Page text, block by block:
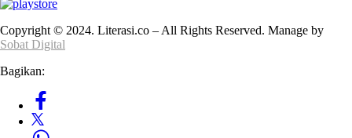
Copyright © 2024. Literasi.co – All Rights Reserved. Manage by
Sobat Digital
Bagikan: